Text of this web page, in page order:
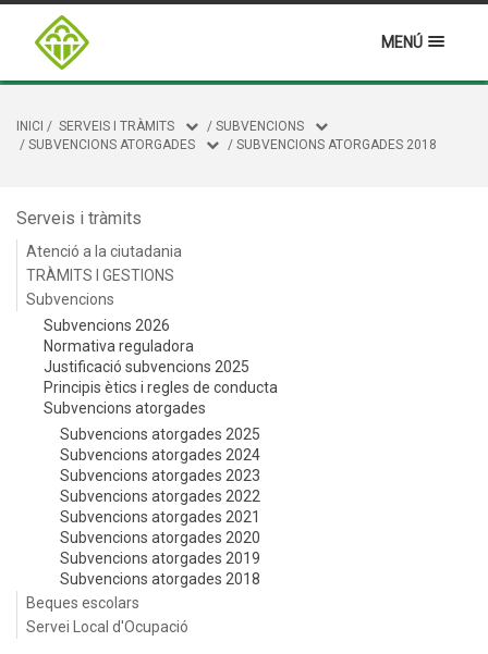
MENÚ
INICI / SERVEIS I TRÀMITS / SUBVENCIONS
/ SUBVENCIONS ATORGADES / SUBVENCIONS ATORGADES 2018
Serveis i tràmits
Atenció a la ciutadania
TRÀMITS I GESTIONS
Subvencions
Subvencions 2026
Normativa reguladora
Justificació subvencions 2025
Principis ètics i regles de conducta
Subvencions atorgades
Subvencions atorgades 2025
Subvencions atorgades 2024
Subvencions atorgades 2023
Subvencions atorgades 2022
Subvencions atorgades 2021
Subvencions atorgades 2020
Subvencions atorgades 2019
Subvencions atorgades 2018
Beques escolars
Servei Local d'Ocupació